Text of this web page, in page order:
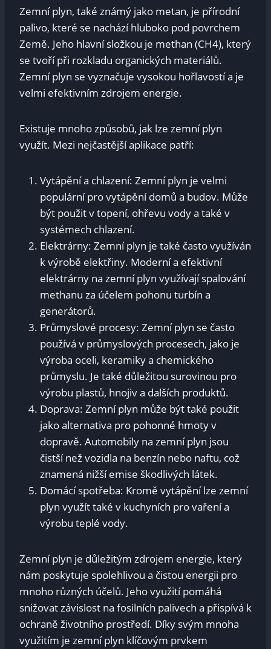
Zemní plyn, také známý jako ‍metan, je přírodní
palivo, které se‍ nachází⁢ hluboko⁢ pod povrchem
Země. Jeho hlavní složkou je methan ​(CH4),​ který
‌se tvoří při rozkladu organických materiálů.⁢
Zemní plyn⁢ se vyznačuje ‌vysokou hořlavostí a je
velmi ⁣efektivním zdrojem energie.
Existuje⁤ mnoho způsobů,⁢ jak lze zemní plyn
využít. Mezi nejčastější aplikace patří:
Vytápění a⁣ chlazení: Zemní plyn je velmi
⁤populární pro ⁣vytápění⁣ domů a budov. ⁤Může
být použit⁢ v topení, ohřevu vody⁤ a také v
systémech chlazení.
Elektrárny: Zemní ‍plyn je také často využíván
k výrobě⁤ elektřiny. Moderní a efektivní
elektrárny⁣ na⁣ zemní plyn využívají spalování​
methanu za‍ účelem pohonu turbín a
generátorů.
Průmyslové ⁣procesy: Zemní‍ plyn se často
používá v průmyslových ‍procesech, jako je
výroba‍ oceli, keramiky⁢ a chemického
průmyslu. Je⁣ také​ důležitou surovinou pro
výrobu ​plastů, hnojiv a dalších produktů.
Doprava: Zemní plyn může být také použit
jako alternativa pro⁢ pohonné hmoty‍ v​
dopravě. Automobily na zemní plyn jsou
čistší ‌než vozidla⁣ na⁤ benzín nebo⁤ naftu, což
znamená nižší emise škodlivých látek.
Domácí ⁣spotřeba:​ Kromě vytápění lze zemní
plyn využít⁢ také v kuchyních pro vaření a
výrobu teplé⁤ vody.
Zemní plyn​ je důležitým zdrojem energie, který
‍nám ‍poskytuje⁢ spolehlivou‍ a čistou energii pro
mnoho různých⁢ účelů. Jeho využití pomáhá
snižovat závislost ⁢na ‍fosilních palivech a přispívá k
ochraně životního prostředí. ⁢Díky svým mnoha
využitím je zemní plyn ⁢klíčovým prvkem